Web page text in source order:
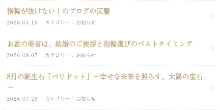
指輪が抜けない！のブログの反響
2026.05.16 カテゴリー お知らせ
お盆の帰省は、結婚のご挨拶と指輪選びのベストタイミング
2026.08.07 カテゴリー お知らせ
8月の誕生石「ペリドット」～幸せな未来を照らす、太陽の宝石
～
2026.07.28 カテゴリー お知らせ